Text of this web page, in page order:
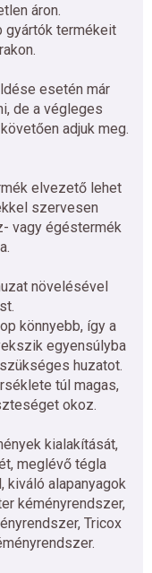
áron.
gyártók termékeit
esetén már
de a végleges
adjuk meg.
elvezető lehet
szervesen
vagy égéstermék
növelésével
könnyebb, így a
egyensúlyba
huzatot.
túl magas,
okoz.
kialakítását,
meglévő tégla
kiváló alapanyagok
kéményrendszer,
Tricox